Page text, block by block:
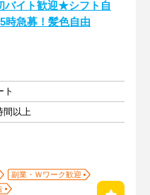
イト歓迎★シフト自
時急募！髪色自由
ト
間以上
副業・Ｗワーク歓迎